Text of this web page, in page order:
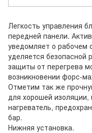
Легкость управления
передней панели.
уведомляет о рабочем
уделяется безопасной
защиты от перегрева
возникновении форс-
Отметим так же
для хорошей
нагреватель,
бар.
Нижняя установка.